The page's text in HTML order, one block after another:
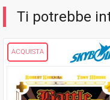
Ti potrebbe
ACQUISTA